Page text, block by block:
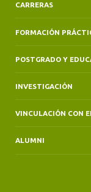
CARRERAS
FORMACIÓN
POSTGRADO Y
INVESTIGACIÓN
VINCULACIÓN CON
ALUMNI